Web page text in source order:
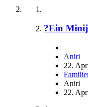
?Ein
Aniri
22.
Aniri
22.